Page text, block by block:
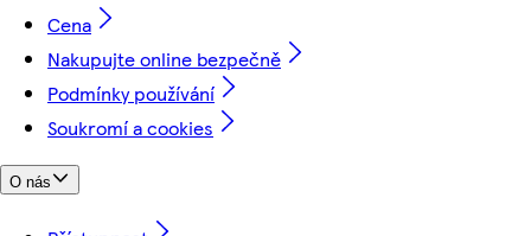
Cena
Nakupujte online bezpečně
Podmínky používání
Soukromí a cookies
O nás